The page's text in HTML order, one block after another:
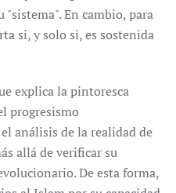
En cambio, para
si, y solo si, es sostenida
explica la pintoresca
progresismo
análisis de la realidad de
allá de verificar su
De esta forma,